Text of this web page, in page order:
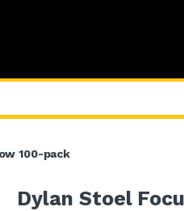
100-pack
Dylan Stoel